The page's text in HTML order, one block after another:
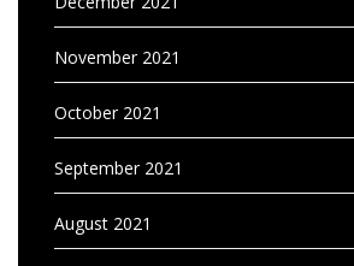
November 2021
October 2021
September 2021
August 2021